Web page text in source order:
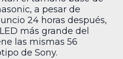
a pesar de
24 horas después,
más grande del
las mismas 56
de Sony.